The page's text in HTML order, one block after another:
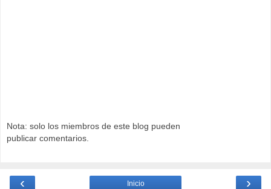
Nota: solo los miembros de este blog pueden
publicar comentarios.
‹ ›
Inicio